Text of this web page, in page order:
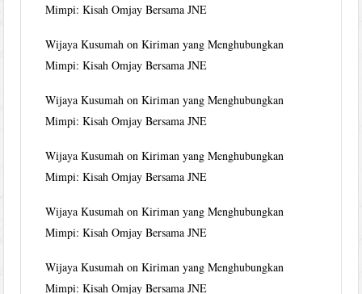
Mimpi: Kisah Omjay Bersama JNE
Wijaya Kusumah onKiriman yang Menghubungkan
Mimpi: Kisah Omjay Bersama JNE
Wijaya Kusumah onKiriman yang Menghubungkan
Mimpi: Kisah Omjay Bersama JNE
Wijaya Kusumah onKiriman yang Menghubungkan
Mimpi: Kisah Omjay Bersama JNE
Wijaya Kusumah onKiriman yang Menghubungkan
Mimpi: Kisah Omjay Bersama JNE
Wijaya Kusumah onKiriman yang Menghubungkan
Mimpi: Kisah Omjay Bersama JNE